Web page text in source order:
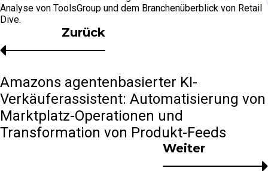
Analyse von ToolsGroup und dem Branchenüberblick von Retail
Dive.
Weiter
Zurück
Amazons agentenbasierter KI-
Verkäuferassistent: Automatisierung von
Marktplatz-Operationen und
Transformation von Produkt-Feeds